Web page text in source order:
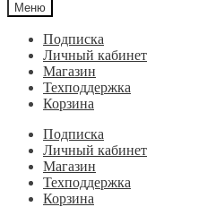
Меню
Подписка
Личный кабинет
Магазин
Техподдержка
Корзина
Подписка
Личный кабинет
Магазин
Техподдержка
Корзина